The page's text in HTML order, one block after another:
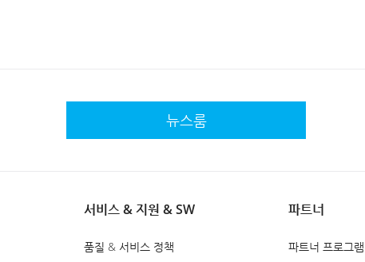
뉴스룸
서비스 & 지원 & SW
품질 & 서비스 정책
파트너
파트너 프로그램